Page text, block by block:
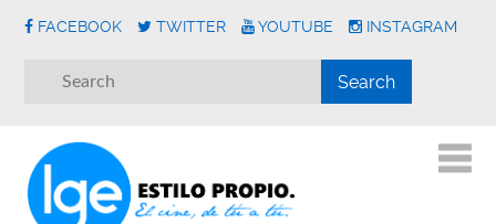
FACEBOOK TWITTER YOUTUBE INSTAGRAM